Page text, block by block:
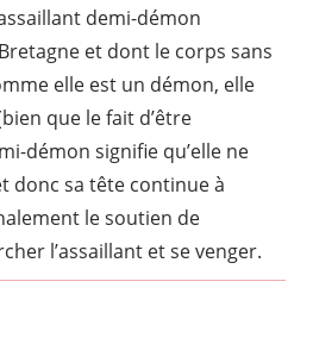
demi-démon
et dont le corps sans
elle est un démon, elle
que le fait d’être
démon signifie qu’elle ne
donc sa tête continue à
le soutien de
l’assaillant et se venger.